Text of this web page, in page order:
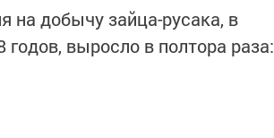
на добычу зайца-русака, в
выросло в полтора раза: